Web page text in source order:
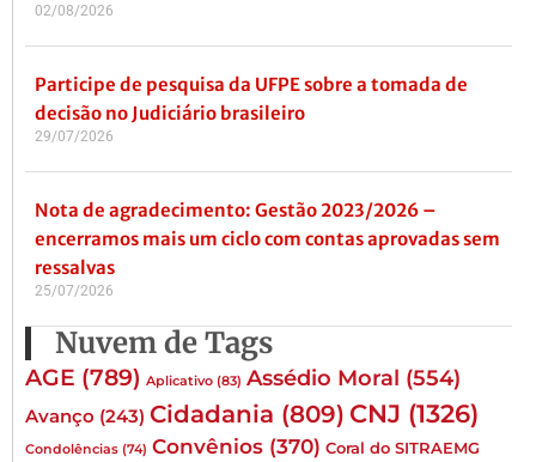
02/08/2026
Participe de pesquisa da UFPE sobre a tomada de
decisão no Judiciário brasileiro
29/07/2026
Nota de agradecimento: Gestão 2023/2026 –
encerramos mais um ciclo com contas aprovadas sem
ressalvas
25/07/2026
Nuvem de Tags
AGE (789) Aplicativo (83) Assédio Moral (554)
Avanço (243) Cidadania (809) CNJ (1326)
Condolências (74) Convênios (370) Coral do SITRAEMG